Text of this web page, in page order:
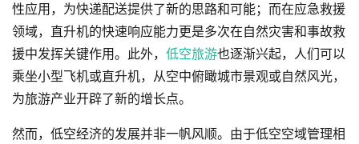
性应用，为快递配送提供了新的思路和可能；而在应急救援
领域，直升机的快速响应能力更是多次在自然灾害和事故救
援中发挥关键作用。此外， 低空旅游也逐渐兴起，人们可以
乘坐小型飞机或直升机，从空中俯瞰城市景观或自然风光，
为旅游产业开辟了新的增长点。
然而，低空经济的发展并非一帆风顺。由于低空空域管理相